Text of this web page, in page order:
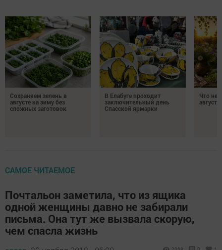
Сохраняем зелень в
августе на зиму без
сложных заготовок
В Елабуге проходит
заключительный день
Спасской ярмарки
Что
САМОЕ ЧИТАЕМОЕ
Почтальон заметила, что из ящика
одной женщины давно не забирали
письма. Она тут же вызвала скорую,
чем спасла жизнь